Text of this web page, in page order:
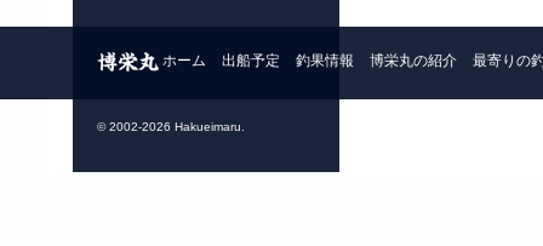
ホーム 出船予定 釣果情報 博栄丸の紹介 最寄りの
© 2002-2026 Hakueimaru.